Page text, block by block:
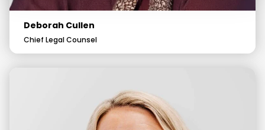
Deborah Cullen
Chief Legal Counsel